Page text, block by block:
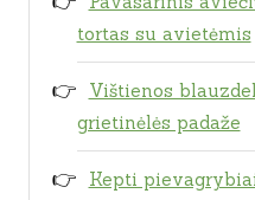
tortas su avietėmis
Vištienos
grietinėlės padaže
Kepti pievagrybiai